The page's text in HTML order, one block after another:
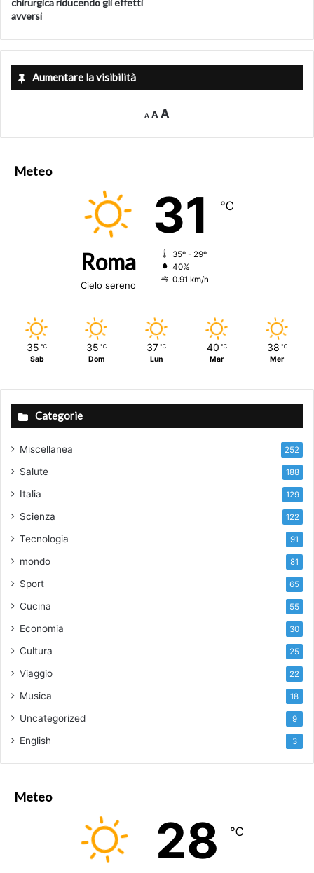
chirurgica riducendo gli effetti
avversi
Aumentare la visibilità
A
Decrease
font
A Reset
size.
A
Meteo
Roma
Cielo sereno
31 ℃
35º - 29º
40%
0.91 km/h
35 ℃
Sab
35 ℃
Dom
37 ℃
Lun
40 ℃
Mar
38 ℃
Mer
Categorie
Miscellanea 252
Salute 188
Italia 129
Scienza 122
Tecnologia 91
mondo 81
Sport 65
Cucina 55
Economia 30
Cultura 25
Viaggio 22
Musica 18
Uncategorized 9
English 3
Meteo
28 ℃